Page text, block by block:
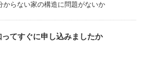
らない家の構造に問題がないか
てすぐに申し込みましたか